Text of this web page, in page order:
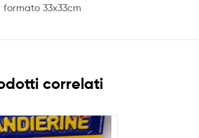
formato 33x33cm
correlati